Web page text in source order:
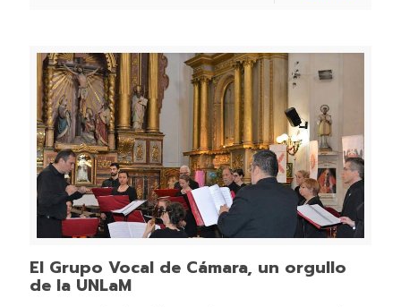
El Grupo Vocal de Cámara, un orgullo
de la UNLaM